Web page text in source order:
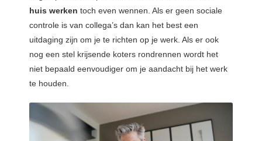
huis werken toch even wennen. Als er geen sociale
controle is van collega’s dan kan het best een
uitdaging zijn om je te richten op je werk. Als er ook
nog een stel krijsende koters rondrennen wordt het
niet bepaald eenvoudiger om je aandacht bij het werk
te houden.